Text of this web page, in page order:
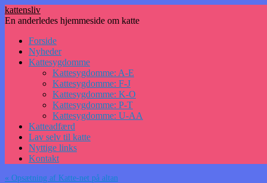
kattensliv
En anderledes hjemmeside om katte
Hop
indhold
Forside
Nyheder
Kattesygdomme
Kattesygdomme: A-E
Kattesygdomme: F-J
Kattesygdomme: K-O
Kattesygdomme: P-T
Kattesygdomme: U-AA
Katteadfærd
Lav selv til katte
Nyttige links
Kontakt
« Opsætning af Katte-net på altan